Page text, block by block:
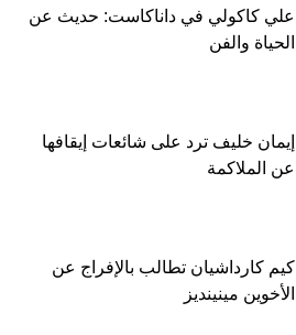
علي كاكولي في داناكاست: حديث عن
الحياة والفن
إيمان خليف ترد على شائعات إيقافها
عن الملاكمة
كيم كارداشيان تطالب بالإفراج عن
الأخوين مينينديز